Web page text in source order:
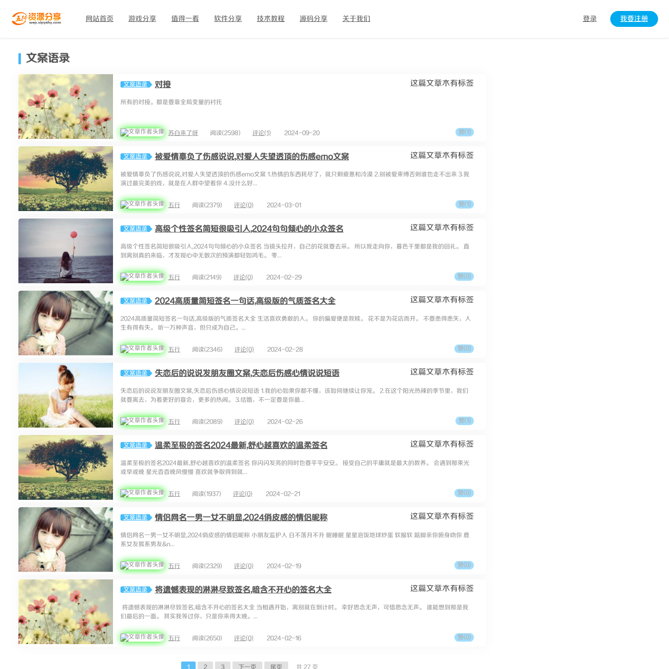
登录 我要注册
网站首页 游戏分享 值得一看 软件分享 技术教程 源码分享 关于我们
文案语录
文案语录 这篇文章木有标签
对接
所有的对接。都是要靠全局变量的衬托
苏白来了呀 阅读(2598) 评论(1) 2024-09-20 赞(1 )
文案语录 这篇文章木有标签
被爱情辜负了伤感说说,对爱人失望透顶的伤感emo文案
被爱情辜负了伤感说说,对爱人失望透顶的伤感emo文案 1.热情的东西耗尽了，就只剩疲惫和冷漠 2.别被爱束缚否则谁也走不出来 3.我
演过最完美的戏，就是在人群中望着你 4.没什么好...
五行 阅读(2379) 评论(0) 2024-03-01 赞(1 )
文案语录 这篇文章木有标签
高级个性签名简短很吸引人,2024句句倾心的小众签名
高级个性签名简短很吸引人,2024句句倾心的小众签名 当镜头拉开，自己的花就要去采。 所以我走向你，暮色千里都是我的回礼。 直
到离别真的来临，才发现心中无数次的预演都轻如鸿毛。 零...
五行 阅读(2149) 评论(0) 2024-02-29 赞(0)
文案语录 这篇文章木有标签
2024高质量简短签名一句话,高级版的气质签名大全
2024高质量简短签名一句话,高级版的气质签名大全 生活喜欢勇敢的人。 你的偏爱便是救赎。 花不是为花店而开。 不要患得患失，人
生有得有失。 听一万种声音，但只成为自己。...
五行 阅读(2346) 评论(0) 2024-02-28 赞(0)
文案语录 这篇文章木有标签
失恋后的说说发朋友圈文案,失恋后伤感心情说说短语
失恋后的说说发朋友圈文案,失恋后伤感心情说说短语 1.我的心如果你都不懂，该如何继续让你宠。 2.在这个阳光热辣的季节里，我们
就要离去，为着更好的宴会，更多的热闹。 3.结婚，不一定要是你最...
五行 阅读(2089) 评论(0) 2024-02-26 赞(1 )
文案语录 这篇文章木有标签
温柔至极的签名2024最新,舒心越喜欢的温柔签名
温柔至极的签名2024最新,舒心越喜欢的温柔签名 你闪闪发亮的同时也要平平安安。 接受自己的平庸就是最大的教养。 会遇到那束光
或早或晚 星光杳杳晚风慢慢 喜欢就争取得到就...
五行 阅读(1937) 评论(0) 2024-02-21 赞(0)
文案语录 这篇文章木有标签
情侣网名一男一女不明显,2024俏皮感的情侣昵称
情侣网名一男一女不明显,2024俏皮感的情侣昵称 小朋友监护人 日不落月不升 眠睡眠 星星泡饭地球炒蛋 软服软 踮脚亲你俯身吻你 鹿
系女友狐系男友&n...
五行 阅读(2329) 评论(0) 2024-02-19 赞(0)
文案语录 这篇文章木有标签
将遗憾表现的淋淋尽致签名,暗含不开心的签名大全
将遗憾表现的淋淋尽致签名,暗含不开心的签名大全 当相遇开始，离别就在倒计时。 幸好思念无声，可惜思念无声。 谁能想到那是我
们最后的一面。 其实我等过你，只是你来得太晚。...
五行 阅读(2650) 评论(0) 2024-02-16 赞(0)
1 2 3 下一页 尾页 共 27 页